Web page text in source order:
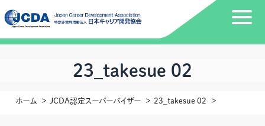
23_takesue 02
ホーム JCDA認定スーパーバイザー 23_takesue 02